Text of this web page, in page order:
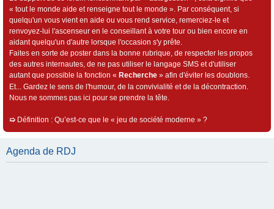
« tout le monde aide et renseigne tout le monde ». Par conséquent, si
quelqu'un vous vient en aide ou vous rend service, remerciez-le et
renvoyez-lui l'ascenseur en le conseillant à votre tour ou bien encore en
aidant quelqu'un d'autre lorsque l'occasion s'y prête.
Faites en sorte de poster dans la bonne rubrique, de respecter les propos
des autres internautes, de ne pas utiliser le langage SMS et d'utiliser
autant que possible la fonction « Recherche » afin d'éviter les doublons.
Et... Gardez le sens de l'humour, de la convivialité et de la décontraction.
Nous ne sommes pas ici pour se prendre la tête.
➯ Définition : Qu’est-ce que le « jeu de société moderne » ?
Agenda de RDJ